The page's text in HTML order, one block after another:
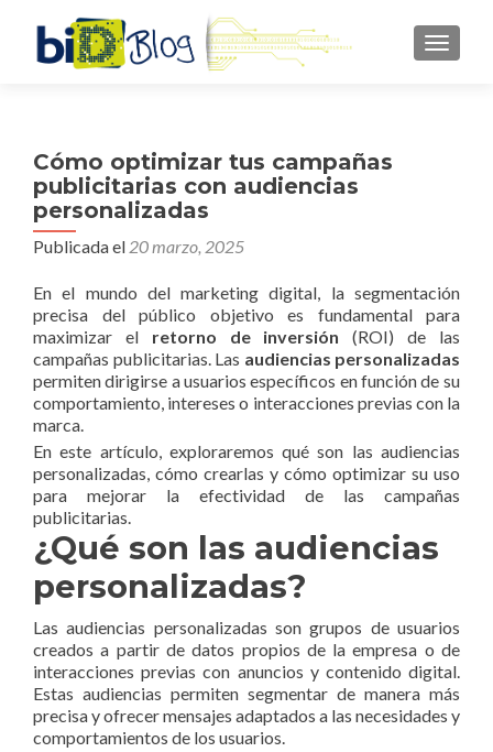
Cómo optimizar tus campañas
publicitarias con audiencias
personalizadas
Publicada el 20 marzo, 2025
En el mundo del marketing digital, la segmentación
precisa del público objetivo es fundamental para
maximizar el retorno de inversión (ROI) de las
campañas publicitarias. Las audiencias personalizadas
permiten dirigirse a usuarios específicos en función de su
comportamiento, intereses o interacciones previas con la
marca.
En este artículo, exploraremos qué son las audiencias
personalizadas, cómo crearlas y cómo optimizar su uso
para mejorar la efectividad de las campañas
publicitarias.
¿Qué son las audiencias
personalizadas?
Las audiencias personalizadas son grupos de usuarios
creados a partir de datos propios de la empresa o de
interacciones previas con anuncios y contenido digital.
Estas audiencias permiten segmentar de manera más
precisa y ofrecer mensajes adaptados a las necesidades y
comportamientos de los usuarios.